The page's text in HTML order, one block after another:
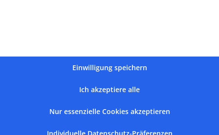
Einwilligung speichern
Ich akzeptiere alle
Nur essenzielle Cookies akzeptieren